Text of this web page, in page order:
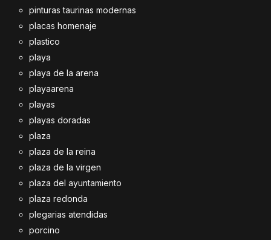
pinturas taurinas modernas
placas homenaje
plastico
playa
playa de la arena
playaarena
playas
playas doradas
plaza
plaza de la reina
plaza de la virgen
plaza del ayuntamiento
plaza redonda
plegarias atendidas
porcino